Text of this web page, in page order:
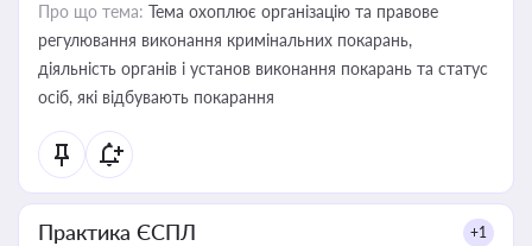
Про що тема: Тема охоплює організацію та правове
регулювання виконання кримінальних покарань,
діяльність органів і установ виконання покарань та статус
осіб, які відбувають покарання
Практика ЄСПЛ +1